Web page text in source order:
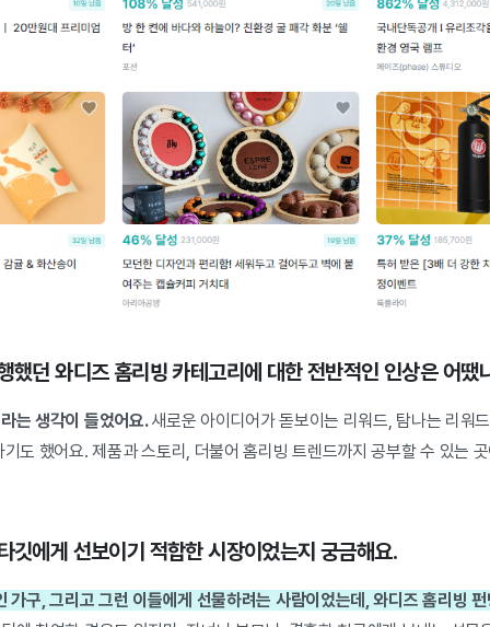
했던 와디즈 홈리빙 카테고리에 대한 전반적인 인상은 어땠
는 생각이 들었어요.새로운 아이디어가 돋보이는 리워드, 탐나는 리워
기도 했어요. 제품과 스토리, 더불어 홈리빙 트렌드까지 공부할 수 있는
깃에게 선보이기 적합한 시장이었는지 궁금해요.
가구, 그리고 그런 이들에게 선물하려는 사람이었는데, 와디즈 홈리빙